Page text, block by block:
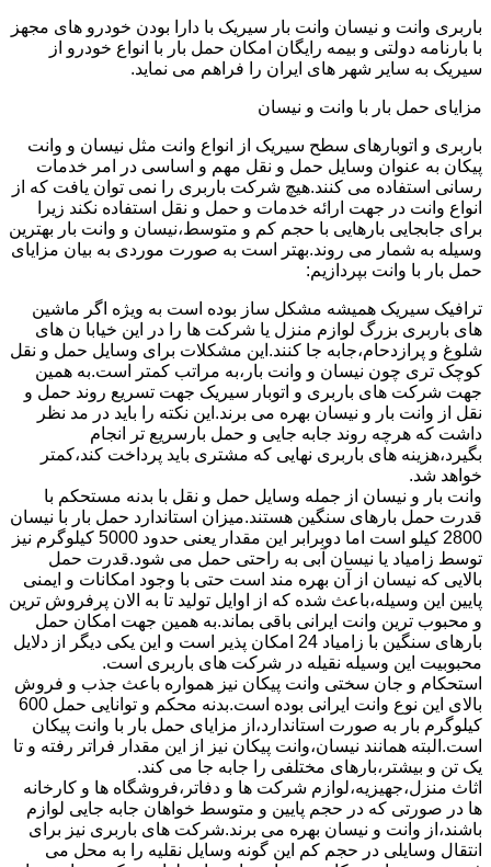
باربری وانت و نیسان وانت بار سیریک با دارا بودن خودرو های مجهز
با بارنامه دولتی و بیمه رایگان امکان حمل بار با انواع خودرو از
سیریک به سایر شهر های ایران را فراهم می نماید.
مزایای حمل بار با وانت و نیسان
باربری و اتوبارهای سطح سیریک از انواع وانت مثل نیسان و وانت
پیکان به عنوان وسایل حمل و نقل مهم و اساسی در امر خدمات
رسانی استفاده می کنند.هیچ شرکت باربری را نمی توان یافت که از
انواع وانت در جهت ارائه خدمات و حمل و نقل استفاده نکند زیرا
برای جابجایی بارهایی با حجم کم و متوسط،نیسان و وانت بار بهترین
وسیله به شمار می روند.بهتر است به صورت موردی به بیان مزایای
حمل بار با وانت بپردازیم:
ترافیک سیریک همیشه مشکل ساز بوده است به ویژه اگر ماشین
های باربری بزرگ لوازم منزل یا شرکت ها را در این خیابا ن های
شلوغ و پرازدحام،جابه جا کنند.این مشکلات برای وسایل حمل و نقل
کوچک تری چون نیسان و وانت بار،به مراتب کمتر است.به همین
جهت شرکت های باربری و اتوبار سیریک جهت تسریع روند حمل و
نقل از وانت بار و نیسان بهره می برند.این نکته را باید در مد نظر
داشت که هرچه روند جابه جایی و حمل بارسریع تر انجام
بگیرد،هزینه های باربری نهایی که مشتری باید پرداخت کند،کمتر
خواهد شد.
وانت بار و نیسان از جمله وسایل حمل و نقل با بدنه مستحکم با
قدرت حمل بارهای سنگین هستند.میزان استاندارد حمل بار با نیسان
2800 کیلو است اما دوبرابر این مقدار یعنی حدود 5000 کیلوگرم نیز
توسط زامیاد یا نیسان آبی به راحتی حمل می شود.قدرت حمل
بالایی که نیسان از آن بهره مند است حتی با وجود امکانات و ایمنی
پایین این وسیله،باعث شده که از اوایل تولید تا به الان پرفروش ترین
و محبوب ترین وانت ایرانی باقی بماند.به همین جهت امکان حمل
بارهای سنگین با زامیاد 24 امکان پذیر است و این یکی دیگر از دلایل
محبوبیت این وسیله نقیله در شرکت های باربری است.
استحکام و جان سختی وانت پیکان نیز همواره باعث جذب و فروش
بالای این نوع وانت ایرانی بوده است.بدنه محکم و توانایی حمل 600
کیلوگرم بار به صورت استاندارد،از مزایای حمل بار با وانت پیکان
است.البته همانند نیسان،وانت پیکان نیز از این مقدار فراتر رفته و تا
یک تن و بیشتر،بارهای مختلفی را جابه جا می کند.
اثاث منزل،جهیزیه،لوازم شرکت ها و دفاتر،فروشگاه ها و کارخانه
ها در صورتی که در حجم پایین و متوسط خواهان جابه جایی لوازم
باشند،از وانت و نیسان بهره می برند.شرکت های باربری نیز برای
انتقال وسایلی در حجم کم این گونه وسایل نقلیه را به محل می